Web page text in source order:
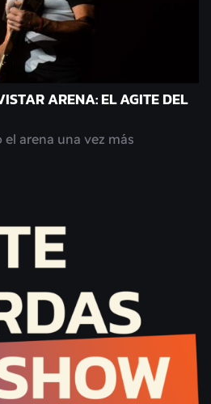
ARENA: EL AGITE DEL
arena una vez más